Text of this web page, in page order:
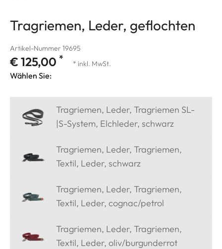
Tragriemen, Leder, geflochten
Artikel-Nummer 19695
€ 125,00 * * inkl. MwSt.
Wählen Sie:
Tragriemen, Leder, Tragriemen SL-
|S-System, Elchleder, schwarz
Tragriemen, Leder, Tragriemen,
Textil, Leder, schwarz
Tragriemen, Leder, Tragriemen,
Textil, Leder, cognac/petrol
Tragriemen, Leder, Tragriemen,
Textil, Leder, oliv/burgunderrot